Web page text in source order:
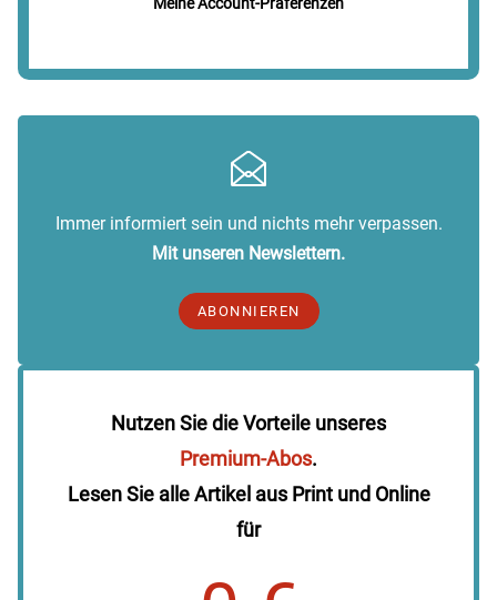
Meine Account-Präferenzen
Immer informiert sein und nichts mehr verpassen.
Mit unseren Newslettern.
ABONNIEREN
Nutzen Sie die Vorteile unseres
Premium-Abos.
Lesen Sie alle Artikel aus Print und Online
für